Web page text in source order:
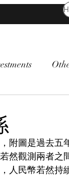
附圖是過去五
然觀測兩者之
人民幣若然持